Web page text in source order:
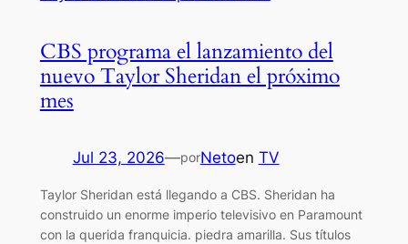
CBS programa el lanzamiento del
nuevo Taylor Sheridan el próximo
mes
Jul 23, 2026—porNetoen TV
Taylor Sheridan está llegando a CBS. Sheridan ha
construido un enorme imperio televisivo en Paramount
con la querida franquicia. piedra amarilla. Sus títulos